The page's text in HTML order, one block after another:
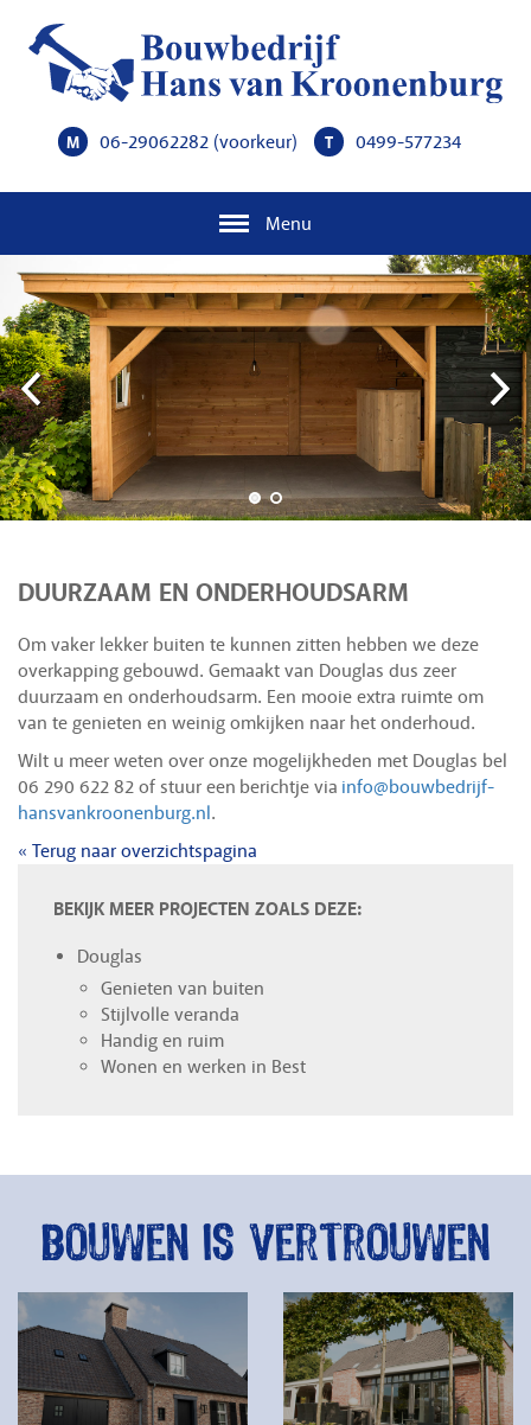
M 06-29062282 (voorkeur) T 0499-577234
Menu
Previous Next
DUURZAAM EN ONDERHOUDSARM
Om vaker lekker buiten te kunnen zitten hebben we deze
overkapping gebouwd. Gemaakt van Douglas dus zeer
duurzaam en onderhoudsarm. Een mooie extra ruimte om
van te genieten en weinig omkijken naar het onderhoud.
Wilt u meer weten over onze mogelijkheden met Douglas bel
06 290 622 82 of stuur een berichtje via info@bouwbedrijf-
hansvankroonenburg.nl.
« Terug naar overzichtspagina
BEKIJK MEER PROJECTEN ZOALS DEZE:
Douglas
Genieten van buiten
Stijlvolle veranda
Handig en ruim
Wonen en werken in Best
Bouwen is vertrouwen